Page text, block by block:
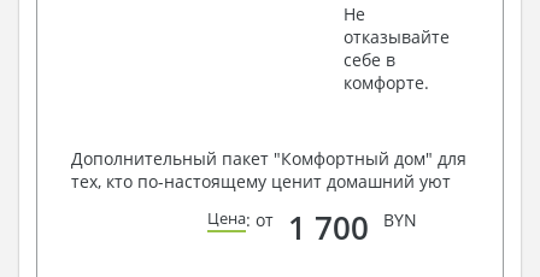
Не
отказывайте
себе в
комфорте.
Дополнительный пакет "Комфортный дом" для
тех, кто по-настоящему ценит домашний уют
Цена: от 1 700 BYN